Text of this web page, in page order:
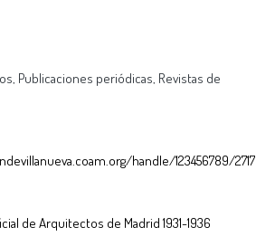
, Publicaciones periódicas, Revistas de
handle/123456789/2717
de Arquitectos de Madrid 1931-1936